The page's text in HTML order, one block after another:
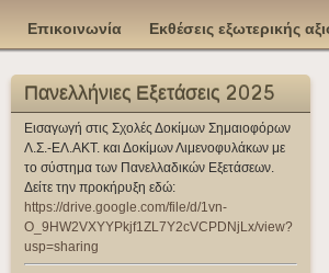
Επικοινωνία Εκθέσεις εξωτερικής
Πανελλήνιες Εξετάσεις 2025
Εισαγωγή στις Σχολές Δοκίμων Σημαιοφόρων
Λ.Σ.-ΕΛ.ΑΚΤ. και Δοκίμων Λιμενοφυλάκων με
το σύστημα των Πανελλαδικών Εξετάσεων.
Δείτε την προκήρυξη εδώ:
https://drive.google.com/file/d/1vn-
O_9HW2VXYYPkjf1ZL7Y2cVCPDNjLx/view?
usp=sharing